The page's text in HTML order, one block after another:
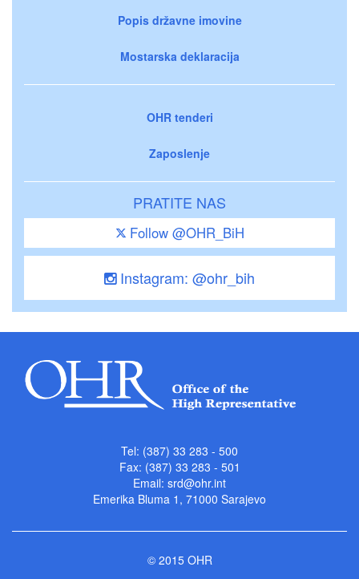
Popis državne imovine
Mostarska deklaracija
OHR tenderi
Zaposlenje
PRATITE NAS
Follow @OHR_BiH
Instagram: @ohr_bih
Tel: (387) 33 283 - 500
Fax: (387) 33 283 - 501
Email: srd@ohr.int
Emerika Bluma 1, 71000 Sarajevo
© 2015 OHR